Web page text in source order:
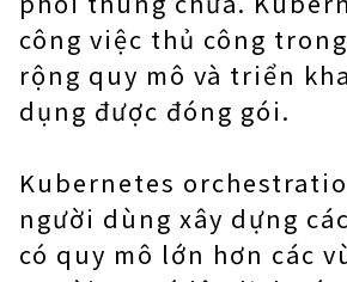
công việc thủ công
rộng quy mô và triển
dụng được đóng gói.
Kubernetes
người dùng xây dựng
có quy mô lớn hơn các